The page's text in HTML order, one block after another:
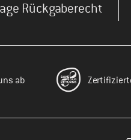
Rückgaberecht
ab